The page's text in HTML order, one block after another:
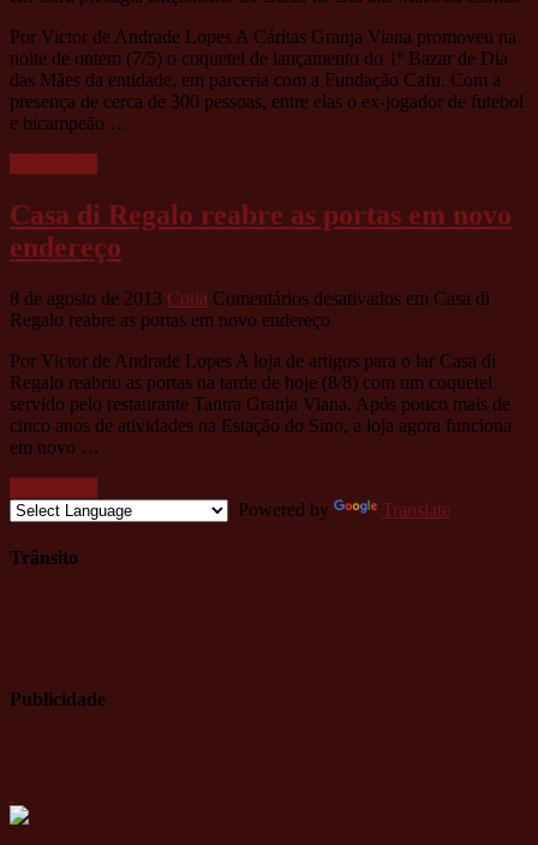
Por Victor de Andrade Lopes A Cáritas Granja Viana promoveu na
noite de ontem (7/5) o coquetel de lançamento do 1º Bazar de Dia
das Mães da entidade, em parceria com a Fundação Cafu. Com a
presença de cerca de 300 pessoas, entre elas o ex-jogador de futebol
e bicampeão …
Casa di Regalo reabre as portas em novo
endereço
8 de agosto de 2013 Cotia Comentários desativados em Casa di
Regalo reabre as portas em novo endereço
Por Victor de Andrade Lopes A loja de artigos para o lar Casa di
Regalo reabriu as portas na tarde de hoje (8/8) com um coquetel
servido pelo restaurante Tantra Granja Viana. Após pouco mais de
cinco anos de atividades na Estação do Sino, a loja agora funciona
em novo …
Powered by
Translate
Trânsito
Publicidade